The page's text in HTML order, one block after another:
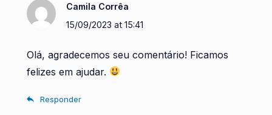
Camila Corrêa
15/09/2023 at 15:41
Olá, agradecemos seu comentário! Ficamos
felizes em ajudar.
Responder